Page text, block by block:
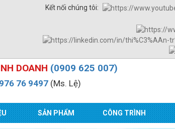
Kết nối chúng tôi:
DOANH (0909 625 007)
76 9497(Ms. Lệ)
SẢN PHẨM CÔNG TRÌNH